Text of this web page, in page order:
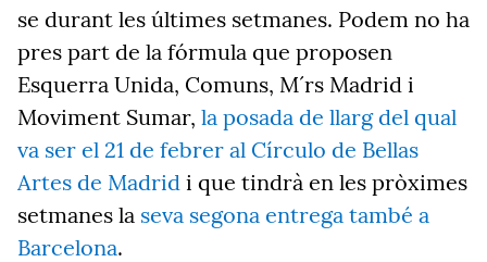
se durant les últimes setmanes. Podem no ha
pres part de la fórmula que proposen
Esquerra Unida, Comuns, M´rs Madrid i
Moviment Sumar, la posada de llarg del qual
va ser el 21 de febrer al Círculo de Bellas
Artes de Madrid i que tindrà en les pròximes
setmanes la seva segona entrega també a
Barcelona.